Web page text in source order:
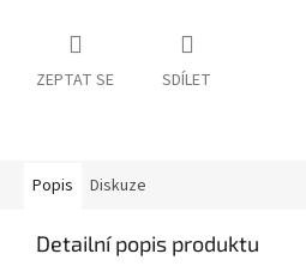
ZEPTAT SE SDÍLET
Popis Diskuze
Detailní popis produktu